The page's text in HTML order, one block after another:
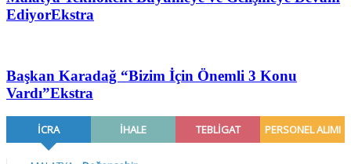
EdiyorEkstra
Başkan Karadağ “Bizim İçin Önemli 3 Konu
Vardı”Ekstra